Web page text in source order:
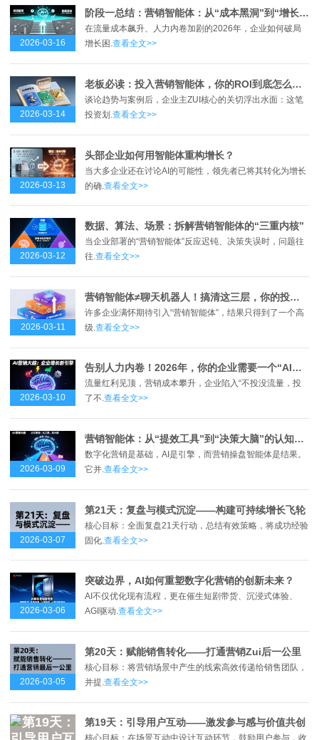
2026-03-16
阶段一总结：营销智能体：从“成本黑洞”到“增长引擎”的跃迁之路
在流量成本飙升、人力内卷加剧的2026年，企业如何破局
增长困.查看全文>>
2026-03-14
老板必读：投入营销智能体，你的ROI到底怎么算？
谈论趋势与案例后，企业主ZUI核心的关切浮出水面：这笔
投资划.查看全文>>
2026-03-13
头部企业如何用智能体重构增长？
当大多企业还在讨论AI的可能性，领先者已将其转化为增长
的确. 查看全文>>
2026-03-12
数据、算法、场景：拆解营销智能体的“三重内核”
当企业部署的“营销智能体”反应迟钝、决策失误时，问题往
往.查看全文>>
2026-03-11
营销智能体≠聊天机器人！搞清这三层，你的投入才不打水漂
许多企业满怀期待引入“营销智能体”，结果只得到了一个高
级.查看全文>>
2026-03-10
告别人力内卷！2026年，你的企业需要一个“AI营销大脑”
流量红利见顶，营销成本攀升，企业陷入“不投没流量，投
了不.查看全文>>
2026-03-09
营销智能体：从“提效工具”到“决策大脑”的认知革命
数字化营销是基础，AI是引擎，而营销操盘智能体是结果。
它并.查看全文>>
2026-03-07
第21天：复盘与模式沉淀——构建可持续增长飞轮
核心目标：全面复盘21天行动，总结有效策略，将成功经验
固化. 查看全文>>
2026-03-06
突破边界，AI如何重塑数字化营销的创新未来？
AI不仅优化现有流程，更在催生短剧带货、沉浸式体验、
AGI驱动.查看全文>>
2026-03-05
第20天：赋能销售转化——打通营销Zui后一公里
核心目标：将营销场景中产生的线索高效传递给销售团队，
并提. 查看全文>>
第19天：引导用户互动——激发参与感与价值共创